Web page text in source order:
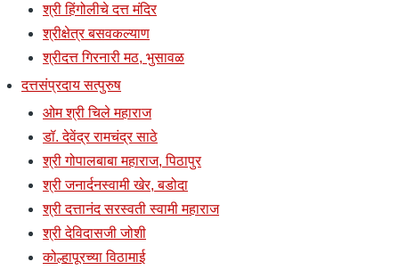
श्री हिंगोलीचे दत्त मंदिर
श्रीक्षेत्र बसवकल्याण
श्रीदत्त गिरनारी मठ, भुसावळ
दत्तसंप्रदाय सत्पुरुष
ओम श्री चिले महाराज
डॉ. देवेंद्र रामचंद्र साठे
श्री गोपालबाबा महाराज, पिठापुर
श्री जनार्दनस्वामी खेर, बडोदा
श्री दत्तानंद सरस्वती स्वामी महाराज
श्री देविदासजी जोशी
कोल्हापूरच्या विठामाई